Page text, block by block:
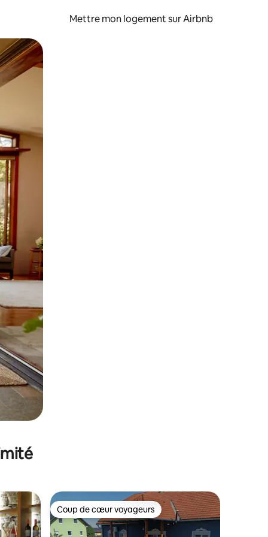
Mettre mon logement sur Airbnb
glisser.
appréciés Coup de cœur voyageurs
Coup de cœur voyageurs